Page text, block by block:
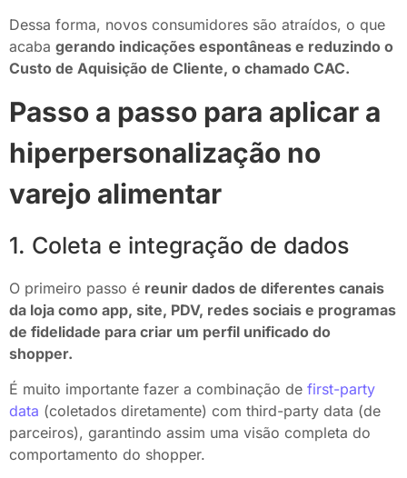
Dessa forma, novos consumidores são atraídos, o que
acaba gerando indicações espontâneas e reduzindo o
Custo de Aquisição de Cliente, o chamado CAC.
Passo a passo para aplicar a
hiperpersonalização no
varejo alimentar
1. Coleta e integração de dados
O primeiro passo é reunir dados de diferentes canais
da loja como app, site, PDV, redes sociais e programas
de fidelidade para criar um perfil unificado do
shopper.
É muito importante fazer a combinação de first-party
data (coletados diretamente) com third-party data (de
parceiros), garantindo assim uma visão completa do
comportamento do shopper.